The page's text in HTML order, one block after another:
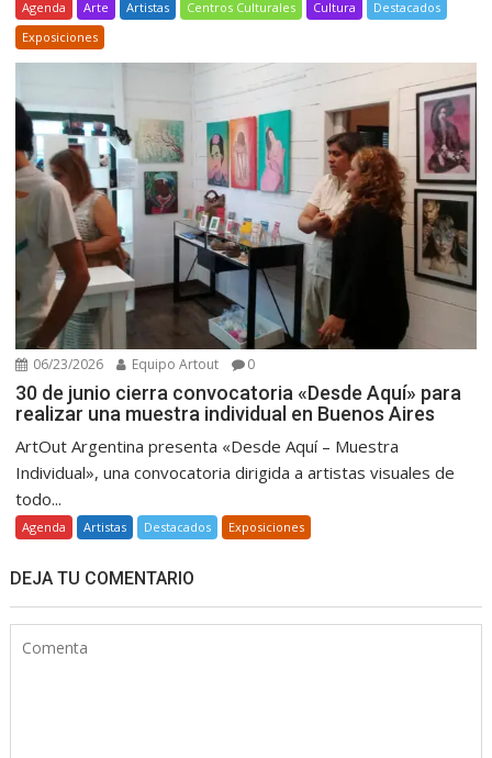
Agenda Arte Artistas Centros Culturales Cultura
Destacados
Exposiciones
06/23/2026 Equipo Artout 0
30 de junio cierra convocatoria «Desde Aquí» para
realizar una muestra individual en Buenos Aires
ArtOut Argentina presenta «Desde Aquí – Muestra
Individual», una convocatoria dirigida a artistas visuales de
todo...
Agenda Artistas Destacados Exposiciones
DEJA TU COMENTARIO